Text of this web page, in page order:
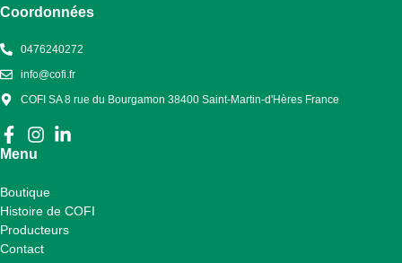
Coordonnées
0476240272
info@cofi.fr
COFI SA 8 rue du Bourgamon 38400 Saint-Martin-d'Hères France
Menu
Boutique
Histoire de COFI
Producteurs
Contact